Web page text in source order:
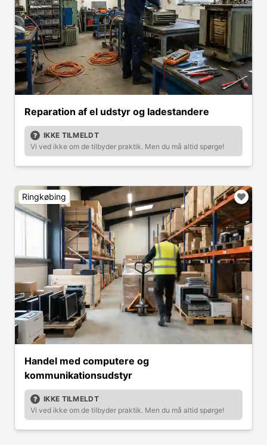
Reparation af el udstyr og ladestandere
IKKE TILMELDT
Vi ved ikke om de tilbyder praktik. Men du må altid spørge!
Ringkøbing
Handel med computere og
kommunikationsudstyr
IKKE TILMELDT
Vi ved ikke om de tilbyder praktik. Men du må altid spørge!